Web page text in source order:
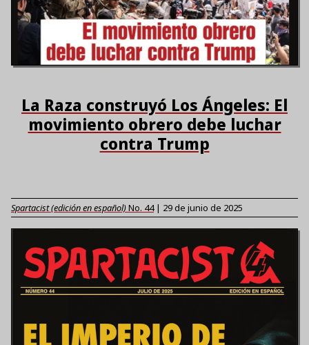
La Raza construyó Los Ángeles: El
movimiento obrero debe luchar
contra Trump
Spartacist (edición en español)No. 44 | 29 de junio de 2025